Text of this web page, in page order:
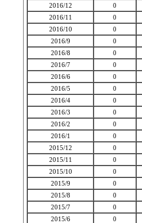
2016/12
0
2016/11
0
2016/10
0
2016/9
0
2016/8
0
2016/7
0
2016/6
0
2016/5
0
2016/4
0
2016/3
0
2016/2
0
2016/1
0
2015/12
0
2015/11
0
2015/10
0
2015/9
0
2015/8
0
2015/7
0
2015/6
0